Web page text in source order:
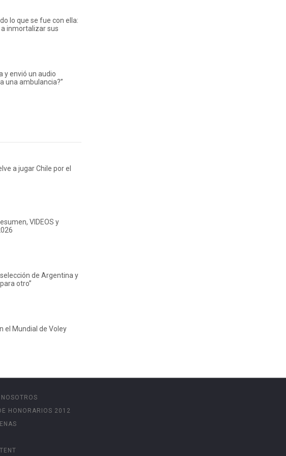
lo que se fue con ella:
inmortalizar sus
y envió un audio
una ambulancia?”
a jugar Chile por el
VIDEOS y
de Argentina y
otro”
el Mundial de Voley
HONORARIOS 2012